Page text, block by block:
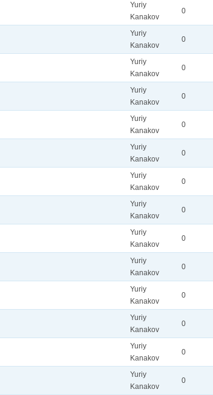
Yuriy
Kanakov
0
Yuriy
Kanakov
0
Yuriy
Kanakov
0
Yuriy
Kanakov
0
Yuriy
Kanakov
0
Yuriy
Kanakov
0
Yuriy
Kanakov
0
Yuriy
Kanakov
0
Yuriy
Kanakov
0
Yuriy
Kanakov
0
Yuriy
Kanakov
0
Yuriy
Kanakov
0
Yuriy
Kanakov
0
Yuriy
Kanakov
0